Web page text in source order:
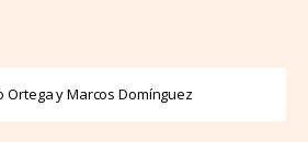
Ortega y Marcos Domínguez